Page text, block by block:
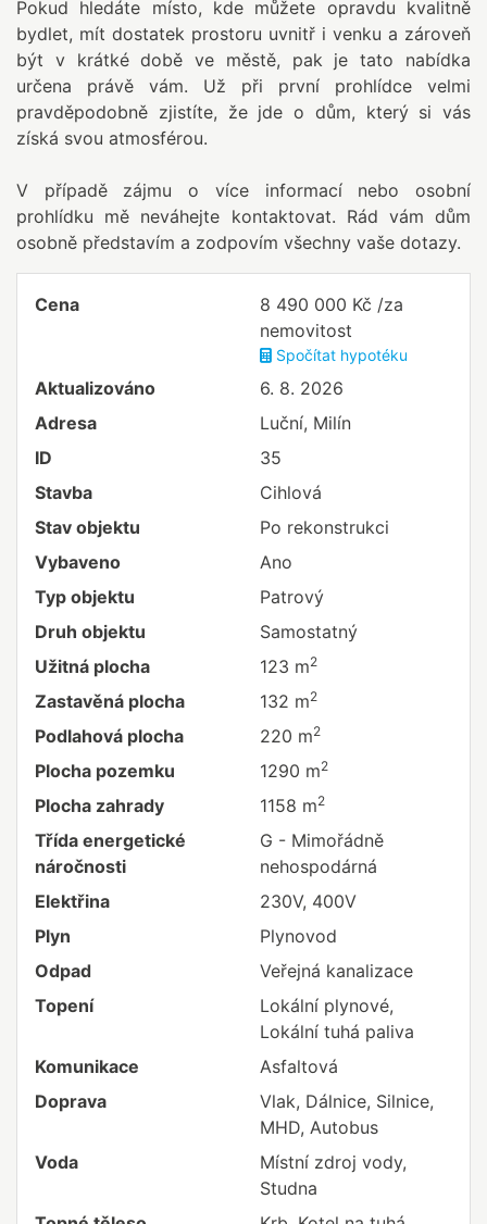
Pokud hledáte místo, kde můžete opravdu kvalitně
bydlet, mít dostatek prostoru uvnitř i venku a zároveň
být v krátké době ve městě, pak je tato nabídka
určena právě vám. Už při první prohlídce velmi
pravděpodobně zjistíte, že jde o dům, který si vás
získá svou atmosférou.
V případě zájmu o více informací nebo osobní
prohlídku mě neváhejte kontaktovat. Rád vám dům
osobně představím a zodpovím všechny vaše dotazy.
Cena
8 490 000 Kč /za
nemovitost
Spočítat hypotéku
Aktualizováno
6. 8. 2026
Adresa
Luční, Milín
ID
35
Stavba
Cihlová
Stav objektu
Po rekonstrukci
Vybaveno
Ano
Typ objektu
Patrový
Druh objektu
Samostatný
Užitná plocha
123 m2
Zastavěná plocha 132 m2
Podlahová plocha 220 m2
Plocha pozemku 1290 m2
Plocha zahrady 1158 m2
Třída energetické
náročnosti
G - Mimořádně
nehospodárná
Elektřina
230V, 400V
Plyn
Plynovod
Odpad
Veřejná kanalizace
Topení
Lokální plynové,
Lokální tuhá paliva
Komunikace
Asfaltová
Doprava
Vlak, Dálnice, Silnice,
MHD, Autobus
Voda
Místní zdroj vody,
Studna